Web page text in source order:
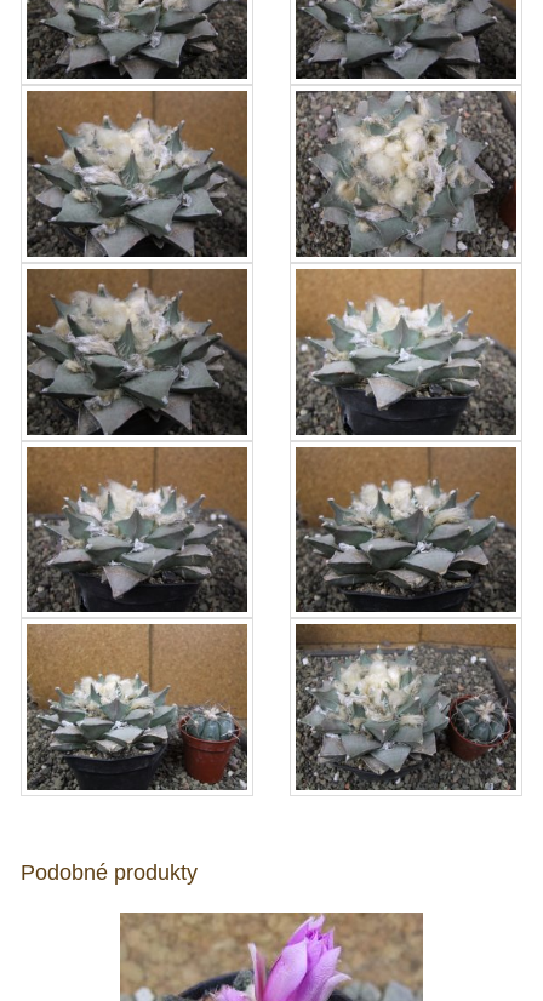
Podobné produkty